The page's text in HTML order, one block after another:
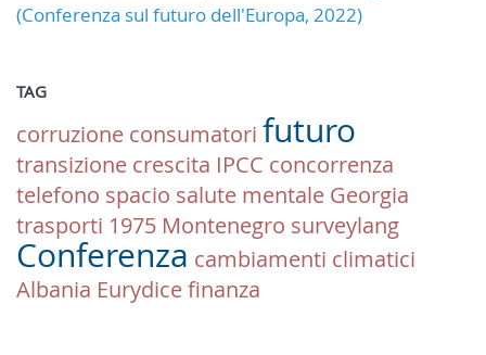
(Conferenza sul futuro dell'Europa, 2022)
TAG
corruzione consumatori futuro
transizione crescita IPCC concorrenza
telefono spacio salute mentale Georgia
trasporti 1975 Montenegro surveylang
Conferenza cambiamenti climatici
Albania Eurydicefinanza